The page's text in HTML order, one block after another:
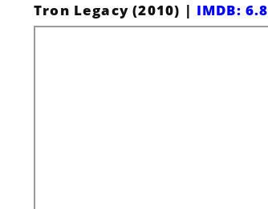
Tron Legacy (2010) | IMDB: 6.8